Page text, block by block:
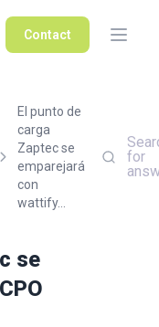
Contact
El punto de
carga
Zaptec se
emparejará
con
wattify...
for
se